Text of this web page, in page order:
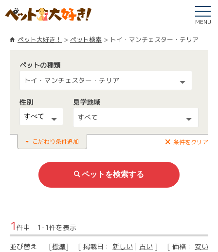
MENU
ペット大好き！ ペット検索 トイ・マンチェスター・テリア
ペットの種類
トイ・マンチェスター・テリア
性別
見学地域
すべて
こだわり条件追加 条件をクリア
1 件中 1-1件を表示
並び替え [標準] [ 掲載日： 新しい | 古い ] [ 価格： 安い